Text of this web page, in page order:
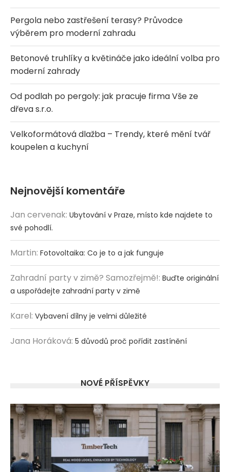
Pergola nebo zastřešení terasy? Průvodce
výběrem pro moderní zahradu
Betonové truhlíky a květináče jako ideální volba pro
moderní zahrady
Od podlah po pergoly: jak pracuje firma Vše ze
dřeva s.r.o.
Velkoformátová dlažba – Trendy, které mění tvář
koupelen a kuchyní
Nejnovější komentáře
Jan cervenak: Ubytování v Praze, místo kde najdete to
své pohodlí.
Martin: Fotovoltaika: Co je to a jak funguje
Zahradní party v zimě? Samozřejmě!: Buďte originální
a uspořádejte zahradní party v zimě
Karel: Vybavení dílny je velmi důležité
Jana Horáková: 5 důvodů proč pořídit zastínění
NOVÉ PŘÍSPĚVKY